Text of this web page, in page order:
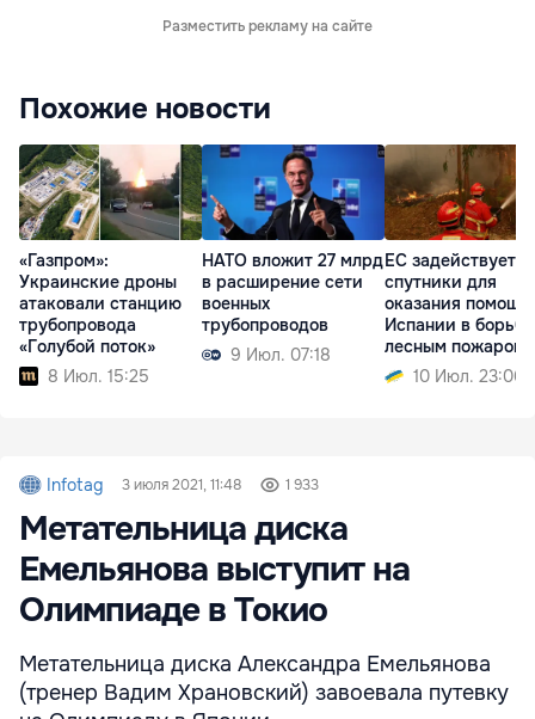
Разместить рекламу на сайте
Похожие новости
«Газпром»:
Украинские дроны
атаковали станцию
трубопровода
«Голубой поток»
8 Июл. 15:25
НАТО вложит 27 млрд
в расширение сети
военных
трубопроводов
9 Июл. 07:18
ЕС задействует
спутники для
оказания помощи
Испании в
лесным пожаром
10 Июл. 23:06
Infotag 3 июля 2021, 11:48 1 933
Метательница диска
Емельянова выступит на
Олимпиаде в Токио
Метательница диска Александра Емельянова
(тренер Вадим Храновский) завоевала путевку